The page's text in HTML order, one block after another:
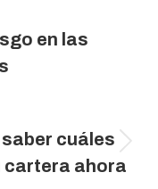
en las
cuáles
cartera ahora